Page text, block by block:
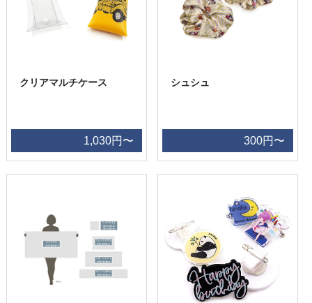
クリアマルチケース
1,030円〜
シュシュ
300円〜